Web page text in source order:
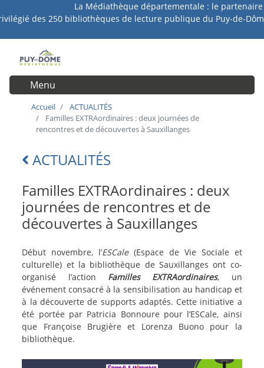
Aller
au
La Médiathèque départementale : le partenaire
des 250 bibliothèques de lecture publique du Puy-de-
User account menu
Menu
Accueil
ACTUALITÉS
Familles EXTRAordinaires : deux journées de
rencontres et de découvertes à Sauxillanges
LienACTUALITÉS
Familles EXTRAordinaires : deux
journées de rencontres et de
découvertes à Sauxillanges
intro-
actu
Début novembre, l’ESCale(Espace de Vie Sociale et
culturelle) et la bibliothèque de Sauxillanges ont co-
organisé l’action Familles EXTRAordinaires, un
événement consacré à la sensibilisation au handicap et
à la découverte de supports adaptés. Cette initiative a
été portée par Patricia Bonnoure pour l’ESCale, ainsi
que Françoise Brugière et Lorenza Buono pour la
bibliothèque.